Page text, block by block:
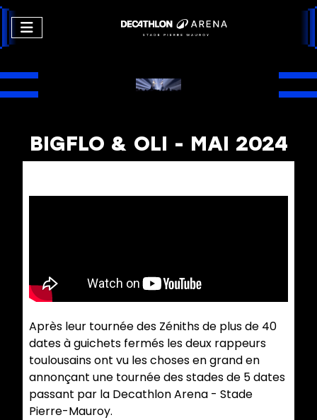
BIGFLO & OLI - MAI 2024
Après leur tournée des Zéniths de plus de 40
dates à guichets fermés les deux rappeurs
toulousains ont vu les choses en grand en
annonçant une tournée des stades de 5 dates
passant par la Decathlon Arena - Stade
Pierre-Mauroy.